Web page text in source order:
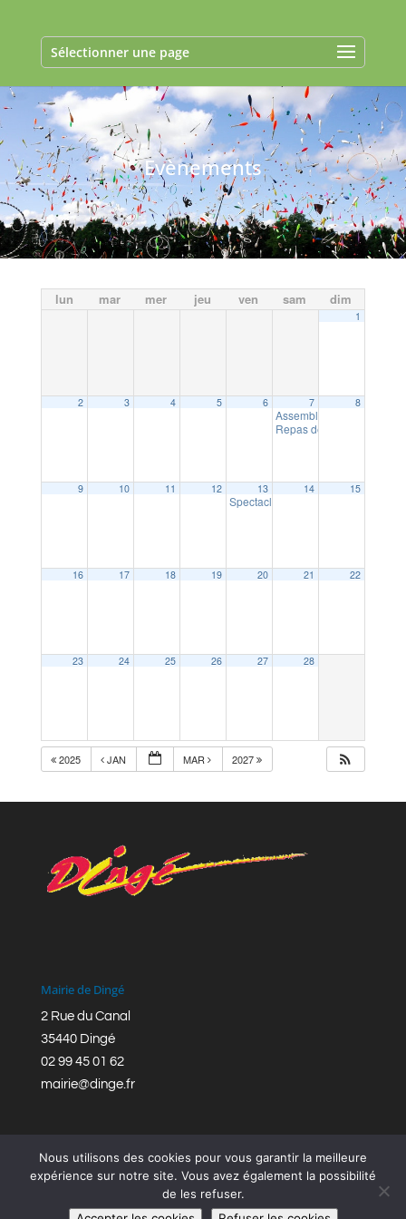
Sélectionner une page
Evènements
lun mar mer jeu ven sam dim
1
2 3 4 5 6 7
Assemblée générale
Repas de l’école Sainte
8
9 10 11 12 13
Spectacle intergénérationnel
14 15
16 17 18 19 20 21 22
23 24 25 26 27 28
2025 JAN MAR 2027
Mairie de Dingé
2 Rue du Canal
35440 Dingé
02 99 45 01 62
mairie@dinge.fr
Réalisation © Mairie de Dingé,Bretagne Romantique
Nous utilisons des cookies pour vous garantir la meilleure
expérience sur notre site. Vous avez également la possibilité
de les refuser.